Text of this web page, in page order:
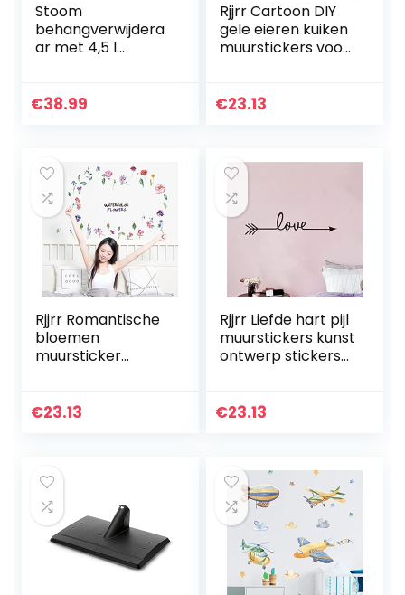
Stoom
behangverwijdera
ar met 4,5 l
looptijd
€38.99
Rjjrr Cartoon DIY
gele eieren kuiken
muurstickers voor
meubelsticker
€23.13
Rjjrr Romantische
bloemen
muursticker
heldere aquarel
€23.13
Rjjrr Liefde hart pijl
muurstickers kunst
ontwerp stickers
woondecoratie
€23.13